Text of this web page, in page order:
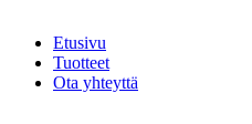
Etusivu
Tuotteet
Ota yhteyttä